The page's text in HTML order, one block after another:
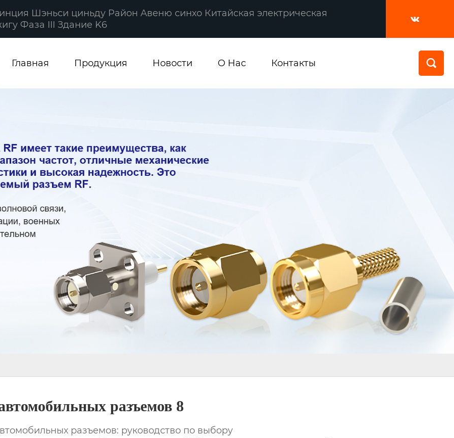
Шэньси циньду Район Авеню синхо Китайская электрическая
Фаза III Здание K6

Главная Продукция Новости О Нас Контакты 
разъемов 8
разъемов: руководство по выбору